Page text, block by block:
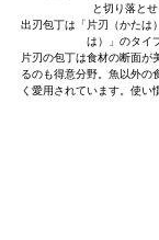
と切り落と
出刃包丁は「片刃（かたは
は）」のタイ
片刃の包丁は食材の断面が
るのも得意分野。魚以外の
く愛用されています。使い